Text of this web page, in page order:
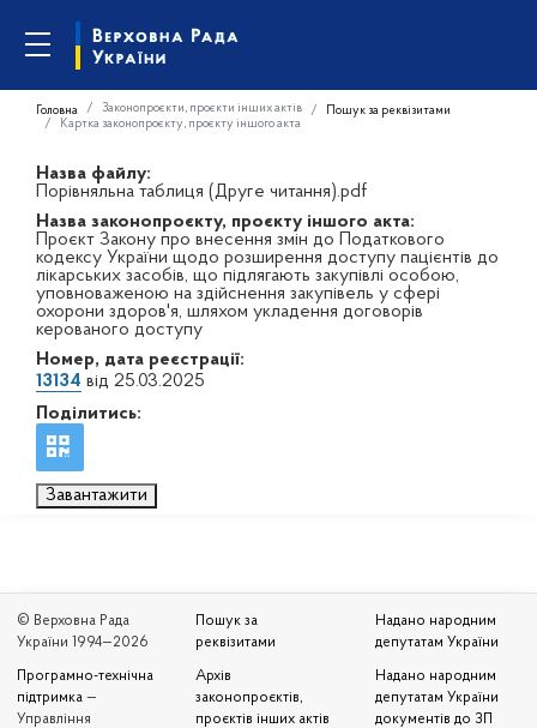
Головна Законопроєкти, проєкти інших актів
Пошук за реквізитами
Картка законопроєкту, проєкту іншого акта
Назва файлу:
Порівняльна таблиця (Друге читання).pdf
Назва законопроєкту, проєкту іншого акта:
Проєкт Закону про внесення змін до Податкового
кодексу України щодо розширення доступу пацієнтів до
лікарських засобів, що підлягають закупівлі особою,
уповноваженою на здійснення закупівель у сфері
охорони здоров'я, шляхом укладення договорів
керованого доступу
Номер, дата реєстрації:
13134 від 25.03.2025
Поділитись:
Завантажити
© Верховна Рада
України 1994—2026
Програмно-технічна
підтримка —
Управління
Пошук за
реквізитами
Архів
законопроєктів,
проєктів інших актів
Надано народним
депутатам України
Надано народним
депутатам України
документів до ЗП